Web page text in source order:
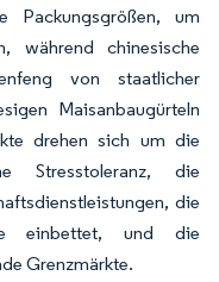
Packungsgrößen, um
während chinesische
von staatlicher
Maisanbaugürteln
drehen sich um die
Stresstoleranz, die
die
einbettet, und die
Grenzmärkte.